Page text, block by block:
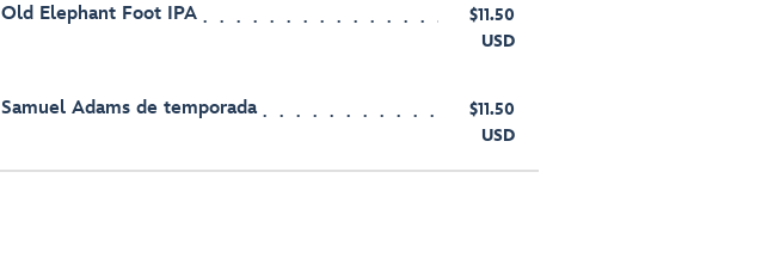
Old Elephant Foot IPA
$11.50
USD
Samuel Adams de temporada
$11.50
USD